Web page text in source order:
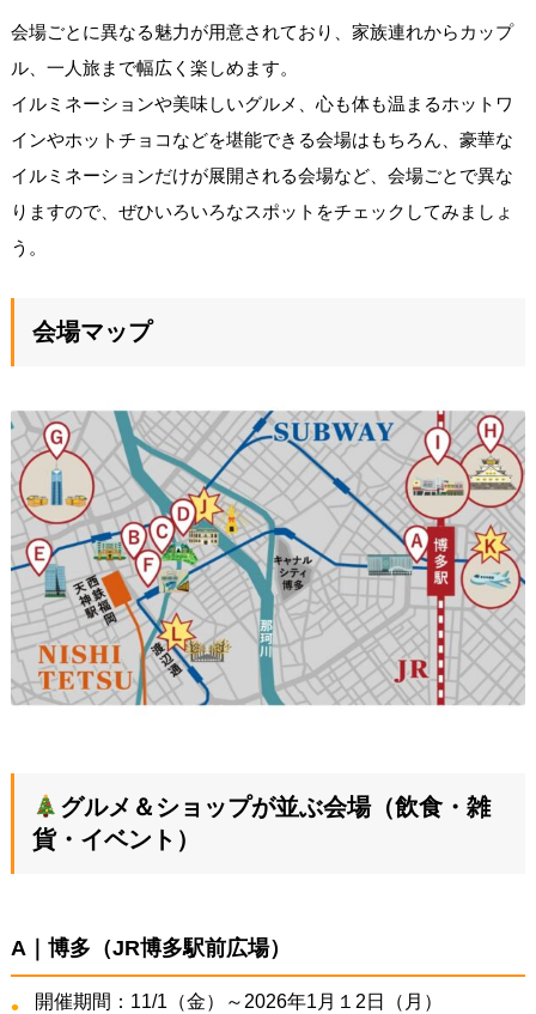
会場ごとに異なる魅力が用意されており、家族連れからカップ
ル、一人旅まで幅広く楽しめます。
イルミネーションや美味しいグルメ、心も体も温まるホットワ
インやホットチョコなどを堪能できる会場はもちろん、豪華な
イルミネーションだけが展開される会場など、会場ごとで異な
りますので、ぜひいろいろなスポットをチェックしてみましょ
う。
会場マップ
グルメ＆ショップが並ぶ会場（飲食・雑
貨・イベント）
A｜博多（JR博多駅前広場）
開催期間：11/1（金）～2026年1月１2日（月）